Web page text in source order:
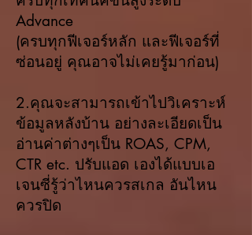
Advance
(ครบทุกฟีเจอร์หลัก และฟีเจอร์ที่
ซ่อนอยู่ คุณอาจไม่เคยรู้มาก่อน)
2.คุณจะสามารถเข้าไปวิเคราะห์
ข้อมูลหลังบ้าน อย่างละเอียดเป็น
อ่านค่าต่างๆเป็น ROAS, CPM,
CTR etc. ปรับแอด เองได้แบบเอ
เจนซี่รู้ว่าไหนควรสเกล อันไหน
ควรปิด